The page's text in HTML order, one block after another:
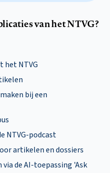
van het NTVG?
het NTVG
bij een
NTVG-podcast
artikelen en dossiers
de AI-toepassing 'Ask